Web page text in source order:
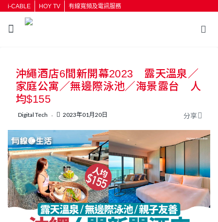
i-CABLE HOY TV 有線寬頻及電訊服務
按輸入鍵開始搜尋
沖繩酒店6間新開幕2023 露天溫泉／
家庭公寓／無邊際泳池／海景露台 人
均$155
Digital Tech 2023年01月20日 分享